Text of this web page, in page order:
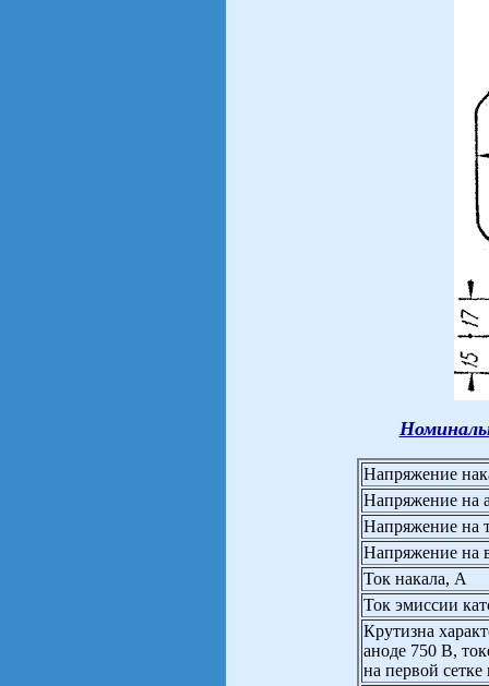
Напряжение
Напряжение на
Напряжение на
Напряжение на
Ток накала, А
Ток эмиссии
Крутизна
аноде 750 В,
на первой